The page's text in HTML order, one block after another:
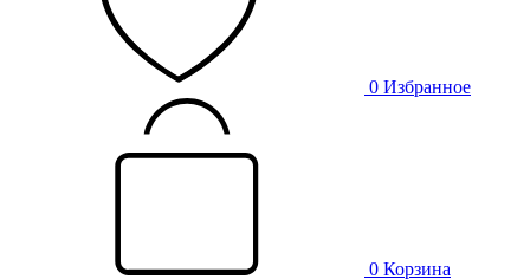
0 Избранное
0 Корзина